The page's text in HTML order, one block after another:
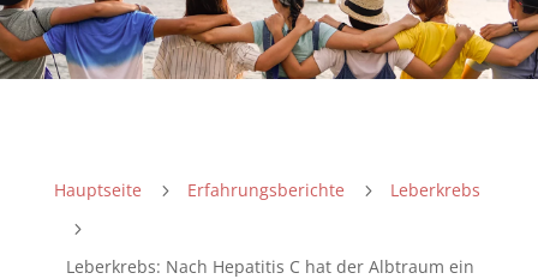
Hauptseite 5 Erfahrungsberichte 5 Leberkrebs
5
Leberkrebs: Nach Hepatitis C hat der Albtraum ein